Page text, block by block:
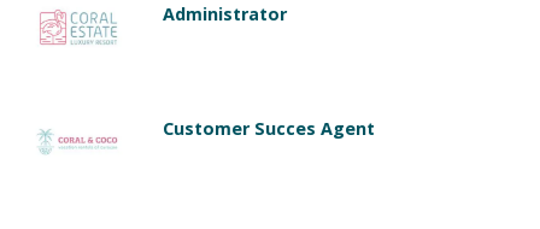
Administrator
Customer Succes Agent